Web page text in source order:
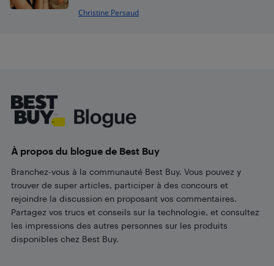
Christine Persaud
À propos du blogue de Best Buy
Branchez-vous à la communauté Best Buy. Vous pouvez y
trouver de super articles, participer à des concours et
rejoindre la discussion en proposant vos commentaires.
Partagez vos trucs et conseils sur la technologie, et consultez
les impressions des autres personnes sur les produits
disponibles chez Best Buy.